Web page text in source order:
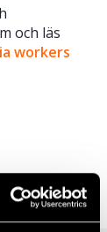
och läs
workers